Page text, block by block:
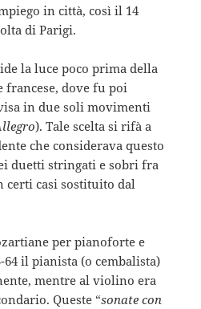
in città, così il 14
di Parigi.
la luce poco prima della
francese, dove fu poi
in due soli movimenti
). Tale scelta si rifà a
che considerava questo
duetti stringati e sobri fra
casi sostituito dal
per pianoforte e
il pianista (o cembalista)
mentre al violino era
Queste “sonate con